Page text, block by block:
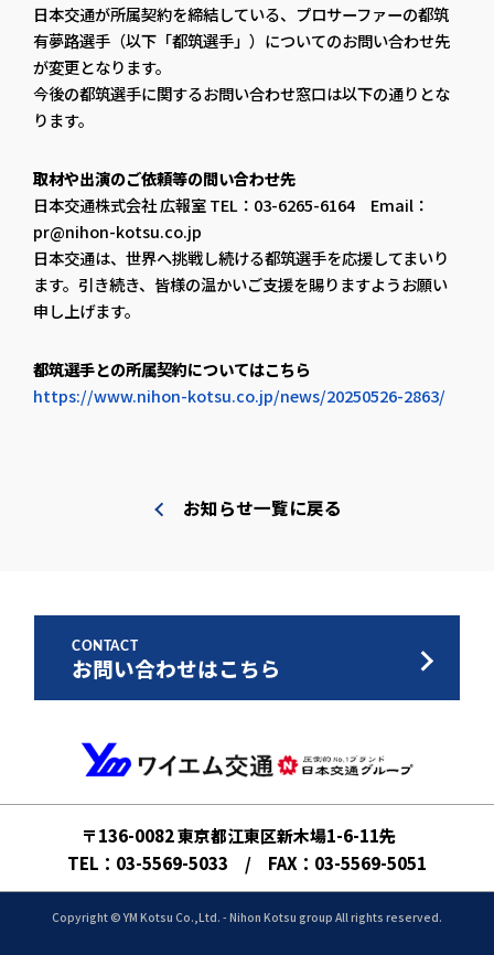
日本交通が所属契約を締結している、プロサーファーの都筑
有夢路選手（以下「都筑選手」）についてのお問い合わせ先
が変更となります。
今後の都筑選手に関するお問い合わせ窓口は以下の通りとな
ります。
取材や出演のご依頼等の問い合わせ先
日本交通株式会社 広報室 TEL：03-6265-6164 Email：
pr@nihon-kotsu.co.jp
日本交通は、世界へ挑戦し続ける都筑選手を応援してまいり
ます。引き続き、皆様の温かいご支援を賜りますようお願い
申し上げます。
都筑選手との所属契約についてはこちら
https://www.nihon-kotsu.co.jp/news/20250526-2863/
お知らせ一覧に戻る
CONTACT
お問い合わせはこちら
〒136-0082 東京都江東区新木場1-6-11先
TEL：03-5569-5033 / FAX：03-5569-5051
Copyright © YM Kotsu Co.,Ltd. - Nihon Kotsu group All rights reserved.